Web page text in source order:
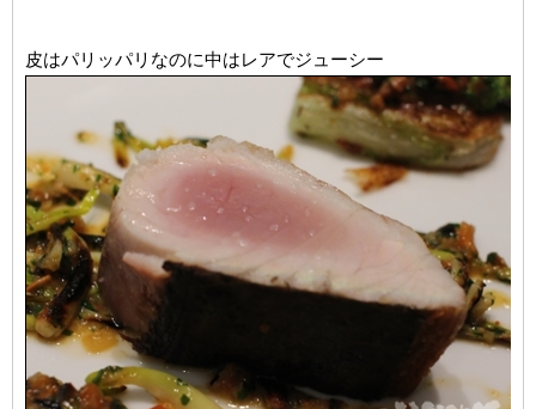
皮はパリッパリなのに中はレアでジューシー